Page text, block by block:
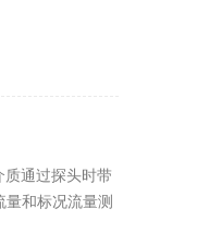
通过探头时带
和标况流量测